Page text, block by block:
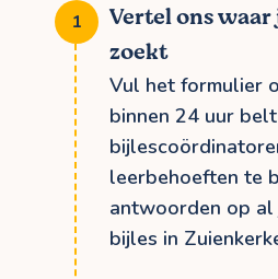
Vertel ons
zoekt
Vul het formulier
binnen 24 uur
leerbehoeften te
antwoorden op
bijles in